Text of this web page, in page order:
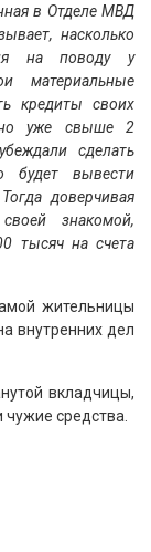
в Отделе МВД
насколько
на поводу у
материальные
кредиты своих
уже свыше 2
сделать
будет вывести
доверчивая
знакомой,
тысяч на счета
жительницы
внутренних дел
вкладчицы,
чужие средства.